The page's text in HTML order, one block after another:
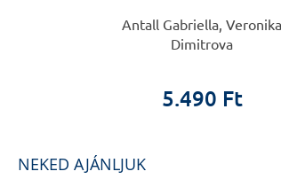
Antall Gabriella, Veronika
Dimitrova
5.490 Ft
NEKED AJÁNLJUK